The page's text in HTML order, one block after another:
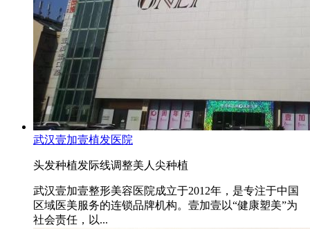
武汉壹加壹植发医院
头发种植发际线调整美人尖种植
武汉壹加壹整形美容医院成立于2012年，是专注于中国
区域医美服务的连锁品牌机构。壹加壹以“健康塑美”为
社会责任，以...